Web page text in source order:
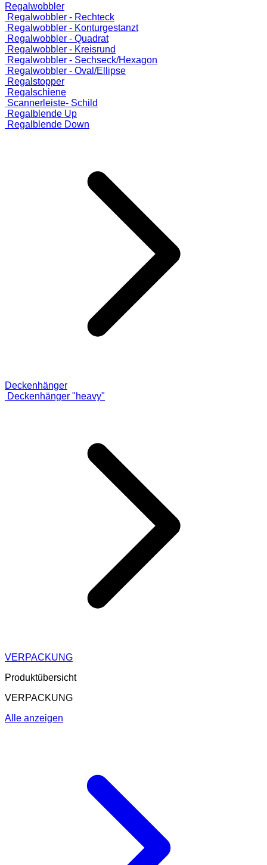
Regalwobbler
Regalwobbler - Rechteck
Regalwobbler - Konturgestanzt
Regalwobbler - Quadrat
Regalwobbler - Kreisrund
Regalwobbler - Sechseck/Hexagon
Regalwobbler - Oval/Ellipse
Regalstopper
Regalschiene
Scannerleiste- Schild
Regalblende Up
Regalblende Down
Deckenhänger
Deckenhänger "heavy"
VERPACKUNG
Produktübersicht
VERPACKUNG
Alle anzeigen